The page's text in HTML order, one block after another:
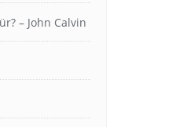
– John Calvin